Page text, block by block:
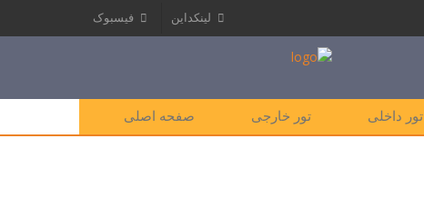
فیسبوک لینکداین
صفحه اصلی تور خارجی تور داخلی